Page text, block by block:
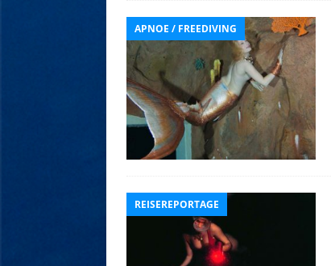
APNOE / FREEDIVING
REISEREPORTAGE